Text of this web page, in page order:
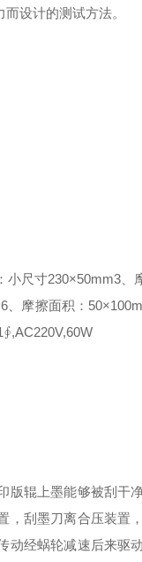
设计的测试方法。
小尺寸230×50mm3、
6、摩擦面积：
版辊上墨能够被刮
，刮墨刀离合压装
经蜗轮减速后来驱